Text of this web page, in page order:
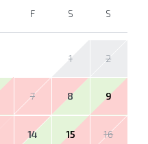
F S S
1 2
7 8 9
14 15 16